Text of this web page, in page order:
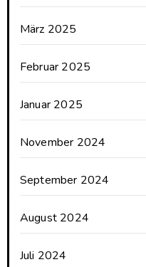
März 2025
Februar 2025
Januar 2025
November 2024
September 2024
August 2024
Juli 2024